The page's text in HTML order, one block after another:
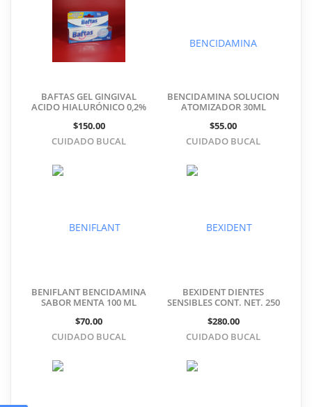
BAFTAS GEL GINGIVAL
ACIDO HIALURÓNICO 0,2%
$150.00
CUIDADO BUCAL
BENCIDAMINA SOLUCION
ATOMIZADOR 30ML
$55.00
CUIDADO BUCAL
BENIFLANT BENCIDAMINA
SABOR MENTA 100 ML
$70.00
CUIDADO BUCAL
BEXIDENT DIENTES
SENSIBLES CONT. NET. 250
$280.00
CUIDADO BUCAL